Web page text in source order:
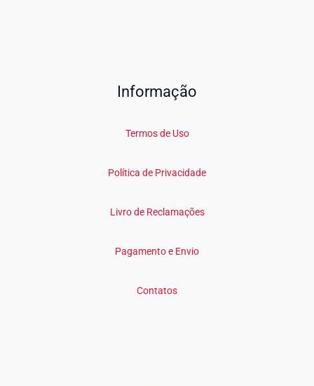
Informação
Termos de Uso
Política de Privacidade
Livro de Reclamações
Pagamento e Envio
Contatos